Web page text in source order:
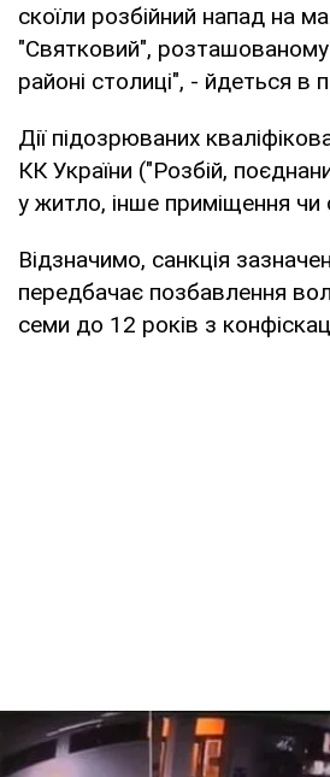
скоїли розбійний напад на
"Святковий",
районі столиці", - йдеться в
Дії підозрюваних
КК України ("Розбій,
у житло, інше приміщення
Відзначимо, санкція
передбачає позбавлення
семи до 12 років з